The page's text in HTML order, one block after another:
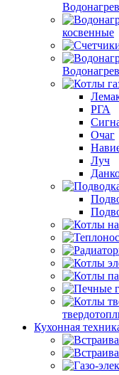
косвенные
РГА
Очаг
Луч
Кухонная